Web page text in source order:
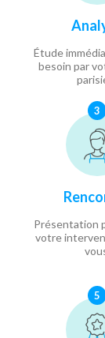
Étude
besoin par
3
Présentation
votre
5